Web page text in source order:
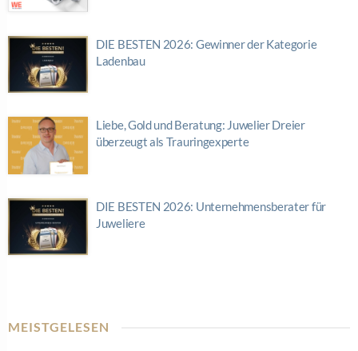
DIE BESTEN 2026: Gewinner der Kategorie
Ladenbau
Liebe, Gold und Beratung: Juwelier Dreier
überzeugt als Trauringexperte
DIE BESTEN 2026: Unternehmensberater für
Juweliere
MEISTGELESEN